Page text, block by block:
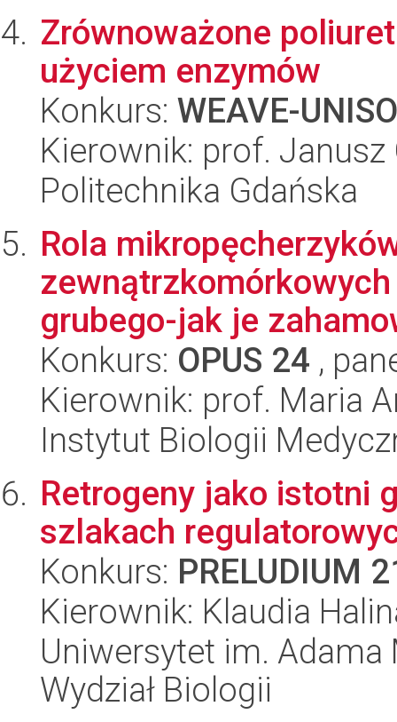
Zrównoważone
użyciem enzymów
Konkurs: WEAVE-
Kierownik: prof. Janusz
Politechnika Gdańska
Rola
grubego-jak je
Konkurs: OPUS 24 ,
Kierownik: prof. Maria
Instytut Biologii
Retrogeny jako istotni
szlakach
Konkurs: PRELUDIUM
Kierownik: Klaudia
Uniwersytet im.
Wydział Biologii